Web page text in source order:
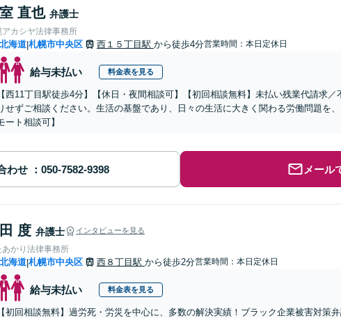
直也 弁護士
アカシヤ法律事務所
北海道|札幌市中央区 西１５丁目駅 から徒歩4分営業時間：本日定休日
給与未払い 料金表を見る
【西11丁目駅徒歩4分】【休日・夜間相談可】【初回相談無料】未払い残業代請求
せずご相談ください。生活の基盤であり、日々の生活に大きく関わる労働問題を
ート相談可】
わせ メール
度 弁護士 インタビューを見る
あかり法律事務所
北海道|札幌市中央区 西８丁目駅 から徒歩2分営業時間：本日定休日
給与未払い 料金表を見る
【初回相談無料】過労死・労災を中心に、多数の解決実績！ブラック企業被害対策